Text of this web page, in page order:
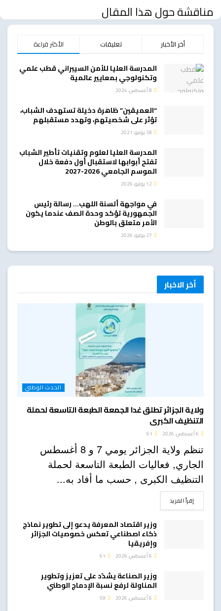
مناقشة حول هذا المقال
الأكثر قراءة تعليقات أخر الأخبار
المدرسة العليا للأمن السيبراني قطب علمي
وتكنولوجي بمعايير عالمية
“العميقين” ظاهرة دخيلة تستهدف الشباب،
تؤثر على شخصيتهم، وتهدد مستقبلهم
المدرسة العليا لعلوم وتقنيات تأطير الشباب
تفتح أبوابها لاستقبال أول دفعة خلال
الموسم الجامعي 2026-2027
في مواجهة ألسنة اللهب… رسالة رئيس
الجمهورية تؤكد وحدة الصف عندما يكون
الأمر متعلق بالوطن
أخر الاخبار
الحدث الوطني
ولاية الجزائر تطلق غدا الجمعة الطبعة التاسعة لحملة
التنظيف الكبرى
تنظم ولاية الجزائر يومي 7 و 8 أغسطس
الجاري, فعاليات الطبعة التاسعة لحملة
التنظيف الكبرى , حسب ما أفاد به...
إقرأ المزيدDETAILS
وزير اقتصاد المعرفة يدعو إلى تطوير نماذج
ذكاء اصطناعي تعكس خصوصيات الجزائر
وإفريقيا
وزير الصناعة يشدّد على تعزيز وتطوير
المناولة لرفع نسبة الإدماج الوطني